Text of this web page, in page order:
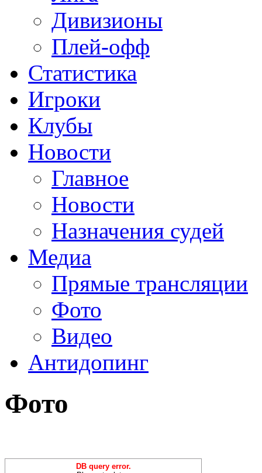
Дивизионы
Плей-офф
Статистика
Игроки
Клубы
Новости
Главное
Новости
Назначения судей
Медиа
Прямые трансляции
Фото
Видео
Антидопинг
Фото
DB query error.